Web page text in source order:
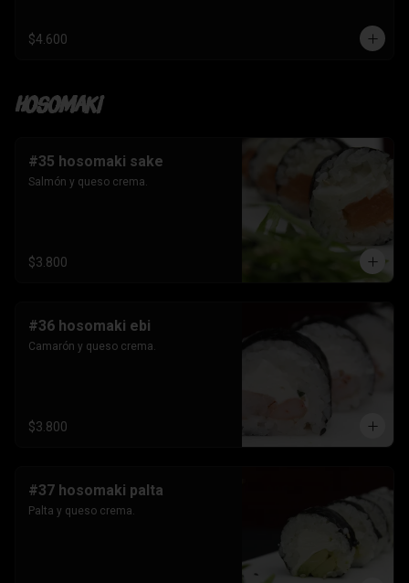
$4.600
Hosomaki
#35 hosomaki sake
Salmón y queso crema.
$3.800
#36 hosomaki ebi
Camarón y queso crema.
$3.800
#37 hosomaki palta
Palta y queso crema.